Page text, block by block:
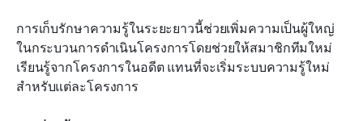
การเก็บรักษาความรู้ในระยะยาวนี้ช่วยเพิ่มความเป็นผู้ใหญ่
ในกระบวนการดำเนินโครงการโดยช่วยให้สมาชิกทีมใหม่
เรียนรู้จากโครงการในอดีต แทนที่จะเริ่มระบบความรู้ใหม่
สำหรับแต่ละโครงการ